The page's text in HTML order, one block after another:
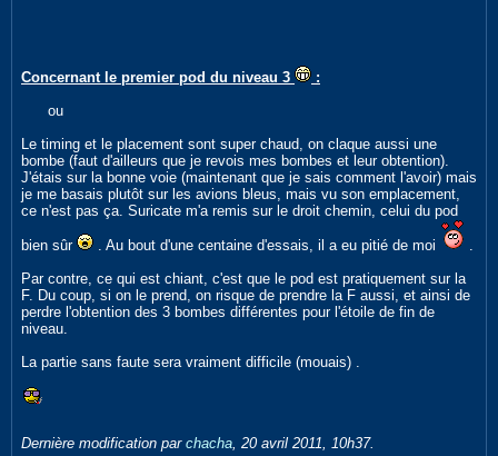
Concernant le premier pod du niveau 3
:
ou
Le timing et le placement sont super chaud, on claque aussi une
bombe (faut d'ailleurs que je revois mes bombes et leur obtention).
J'étais sur la bonne voie (maintenant que je sais comment l'avoir) mais
je me basais plutôt sur les avions bleus, mais vu son emplacement,
ce n'est pas ça. Suricate m'a remis sur le droit chemin, celui du pod
bien sûr . Au bout d'une centaine d'essais, il a eu pitié de moi
.
Par contre, ce qui est chiant, c'est que le pod est pratiquement sur la
F. Du coup, si on le prend, on risque de prendre la F aussi, et ainsi de
perdre l'obtention des 3 bombes différentes pour l'étoile de fin de
niveau.
La partie sans faute sera vraiment difficile (mouais) .
Dernière modification par chacha, 20 avril 2011, 10h37.